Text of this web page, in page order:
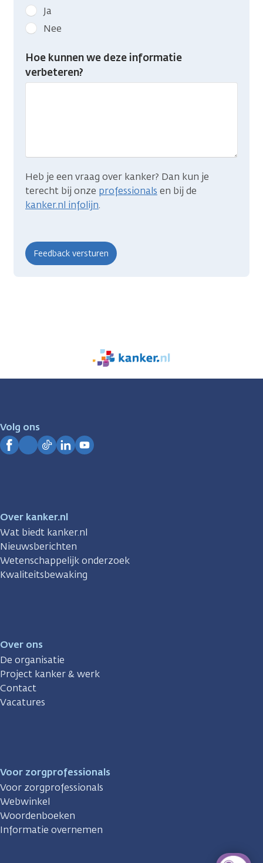
Geef
kanker.nl
feedback:
Heb
gevonden
Ja
Nee
Hoe kunnen we deze informatie
verbeteren?
Heb je een vraag over kanker? Dan kun je
terecht bij onze professionals en bij de
kanker.nl infolijn.
We
zijn
Volg ons
Over kanker.nl
Wat biedt kanker.nl
Nieuwsberichten
Wetenschappelijk onderzoek
Kwaliteitsbewaking
Over ons
De organisatie
Project kanker & werk
Contact
Vacatures
Voor zorgprofessionals
Voor zorgprofessionals
Webwinkel
Woordenboeken
Informatie overnemen